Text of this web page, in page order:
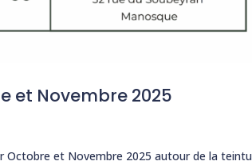
et Novembre 2025
Octobre et Novembre 2025 autour de la